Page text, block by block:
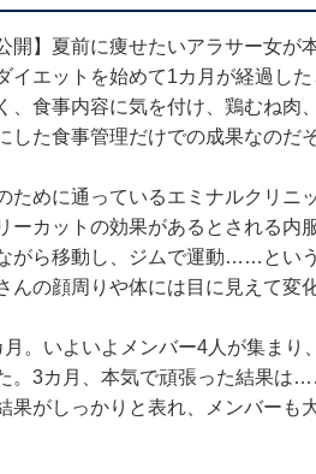
開】夏前に痩せたいアラサー女が
イエットを始めて1カ月が経過し
、食事内容に気を付け、鶏むね肉
した食事管理だけでの成果なのだそ
ために通っているエミナルクリニ
ーカットの効果があるとされる内
がら移動し、ジムで運動……とい
んの顔周りや体には目に見えて変
。いよいよメンバー4人が集まり
。3カ月、本気で頑張った結果は
果がしっかりと表れ、メンバーも